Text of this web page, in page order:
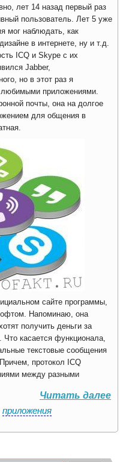
лет 14 назад первый раз
пользователь. Лет 5 уже
мог наблюдать, как
в интернете, ну и т.д.
ICQ и Skype с их
Jabber,
но в этот раз я
любимыми приложениями.
почты, она на долгое
для общения в
сайте программы,
Напоминаю, она
получить деньги за
Что касается функционала,
текстовые сообщения
протокол ICQ
между разными
Читать далее
приложения